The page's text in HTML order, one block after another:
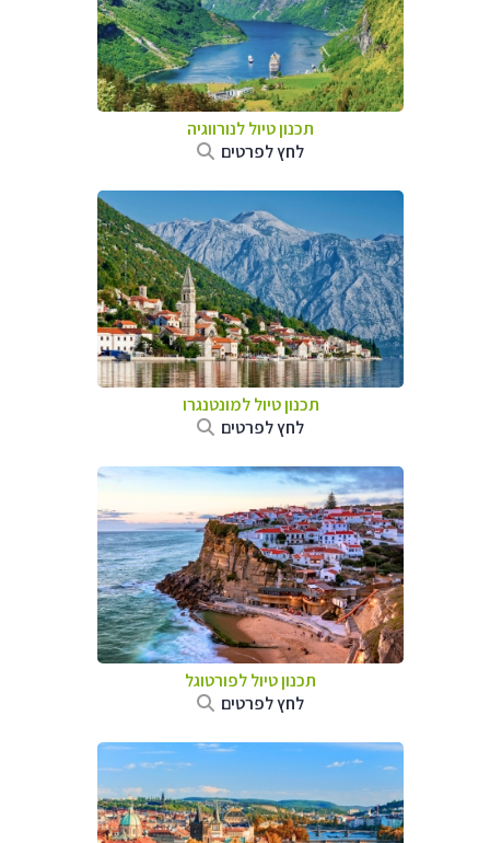
תכנון טיול לנורווגיה
לחץ לפרטים
תכנון טיול למונטנגרו
לחץ לפרטים
תכנון טיול לפורטוגל
לחץ לפרטים